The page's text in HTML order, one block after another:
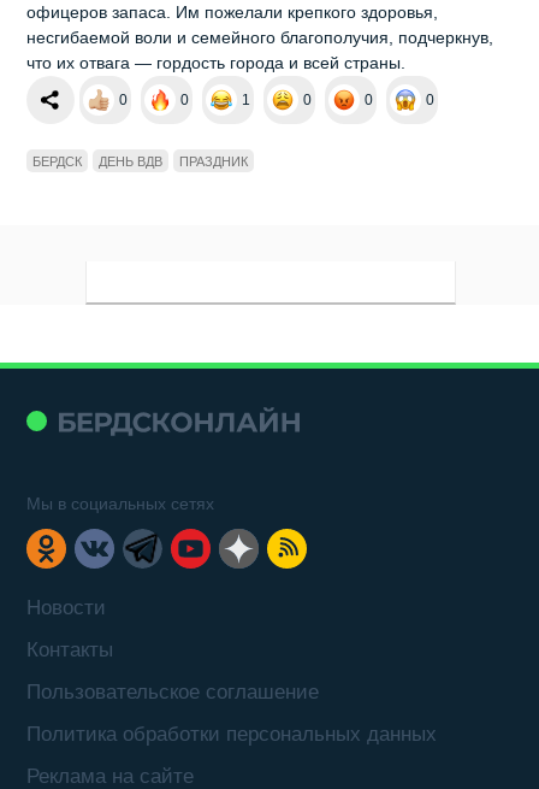
офицеров запаса. Им пожелали крепкого здоровья,
несгибаемой воли и семейного благополучия, подчеркнув,
что их отвага — гордость города и всей страны.
0 0 1 0 0 0
БЕРДСК ДЕНЬ ВДВ ПРАЗДНИК
Новости
Контакты
Пользовательское соглашение
Политика обработки персональных данных
Реклама на сайте
Мы в социальных сетях